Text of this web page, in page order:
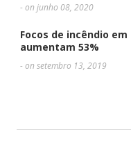
- on junho 08, 2020
Focos de incêndio
aumentam 53%
- on setembro 13, 2019